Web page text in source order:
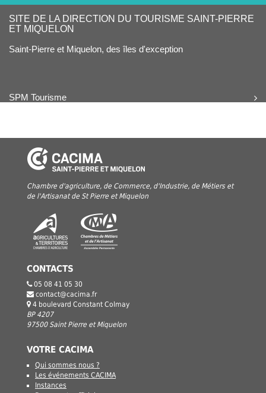
SITE DE LA DIRECTION DU TOURISME SAINT-PIERRE
ET MIQUELON
Saint-Pierre et Miquelon, des îles d'exception
SPM Tourisme
Chambre d'agriculture, de Commerce, d'Industrie, de Métiers et
de l'Artisanat de St Pierre et Miquelon
CONTACTS
05 08 41 05 30
contact@cacima.fr
4 boulevard Constant Colmay
BP 4207
97500 Saint Pierre et Miquelon
VOTRE CACIMA
Qui sommes nous ?
Les événements CACIMA
Instances